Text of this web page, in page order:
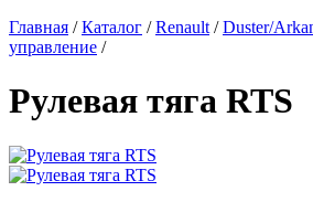
Главная / Каталог / Renault / Duster/
управление /
Рулевая тяга RTS